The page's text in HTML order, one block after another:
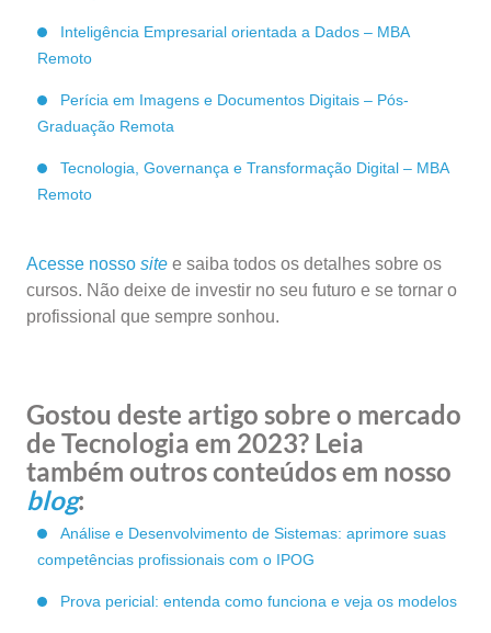
Inteligência Empresarial orientada a Dados – MBA
Remoto
Perícia em Imagens e Documentos Digitais – Pós-
Graduação Remota
Tecnologia, Governança e Transformação Digital – MBA
Remoto
Acesse nosso site e saiba todos os detalhes sobre os
cursos. Não deixe de investir no seu futuro e se tornar o
profissional que sempre sonhou.
Gostou deste artigo sobre o mercado
de Tecnologia em 2023? Leia
também outros conteúdos em nosso
blog:
Análise e Desenvolvimento de Sistemas: aprimore suas
competências profissionais com o IPOG
Prova pericial: entenda como funciona e veja os modelos